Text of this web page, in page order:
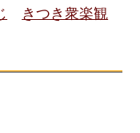
きつき衆楽観